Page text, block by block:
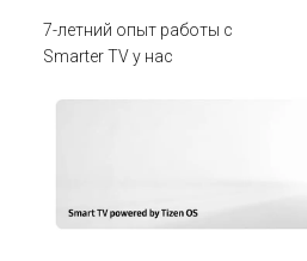
7-летний опыт работы с
Smarter TV у нас